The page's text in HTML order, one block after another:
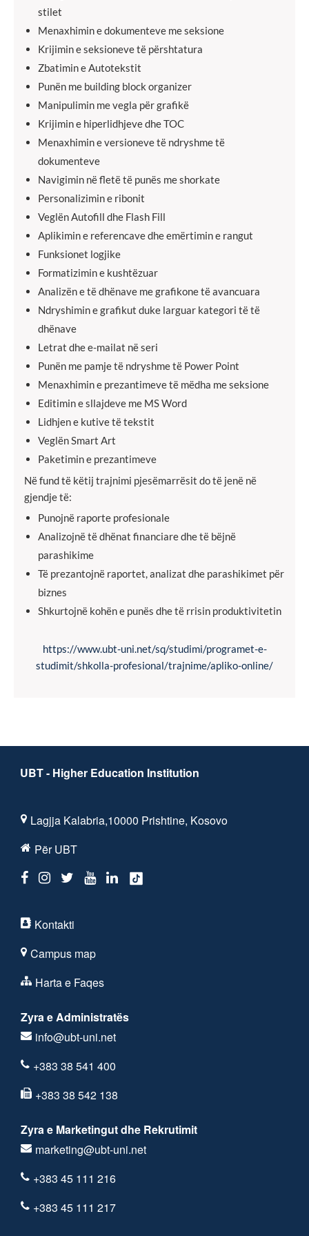
stilet
Menaxhimin e dokumenteve me seksione
Krijimin e seksioneve të përshtatura
Zbatimin e Autotekstit
Punën me building block organizer
Manipulimin me vegla për grafikë
Krijimin e hiperlidhjeve dhe TOC
Menaxhimin e versioneve të ndryshme të
dokumenteve
Navigimin në fletë të punës me shorkate
Personalizimin e ribonit
Veglën Autofill dhe Flash Fill
Aplikimin e referencave dhe emërtimin e rangut
Funksionet logjike
Formatizimin e kushtëzuar
Analizën e të dhënave me grafikone të avancuara
Ndryshimin e grafikut duke larguar kategori të të
dhënave
Letrat dhe e-mailat në seri
Punën me pamje të ndryshme të Power Point
Menaxhimin e prezantimeve të mëdha me seksione
Editimin e sllajdeve me MS Word
Lidhjen e kutive të tekstit
Veglën Smart Art
Paketimin e prezantimeve
Në fund të këtij trajnimi pjesëmarrësit do të jenë në
gjendje të:
Punojnë raporte profesionale
Analizojnë të dhënat financiare dhe të bëjnë
parashikime
Të prezantojnë raportet, analizat dhe parashikimet për
biznes
Shkurtojnë kohën e punës dhe të rrisin produktivitetin
https://www.ubt-uni.net/sq/studimi/programet-e-
studimit/shkolla-profesional/trajnime/apliko-online/
UBT - Higher Education Institution
Lagjja Kalabria,10000 Prishtine, Kosovo
Për UBT
Kontakti
Campus map
Harta e Faqes
Zyra e Administratës
info@ubt-uni.net
+383 38 541 400
+383 38 542 138
Zyra e Marketingut dhe Rekrutimit
marketing@ubt-uni.net
+383 45 111 216
+383 45 111 217